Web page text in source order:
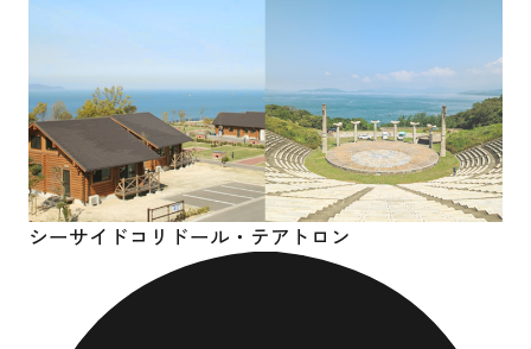
シーサイドコリドール・ テアトロン